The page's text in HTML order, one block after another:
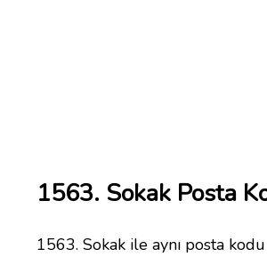
1563. Sokak Posta
1563. Sokak ile aynı posta